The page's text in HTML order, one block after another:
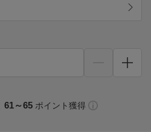
61～65 ポイント獲得